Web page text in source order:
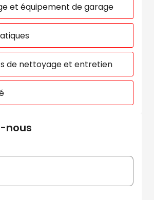
et équipement de garage
de nettoyage et entretien
nous